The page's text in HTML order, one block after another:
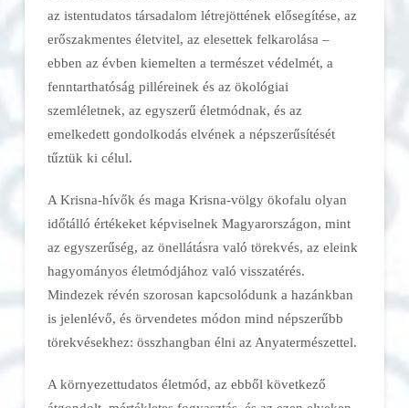
az istentudatos társadalom létrejöttének elősegítése, az
erőszakmentes életvitel, az elesettek felkarolása –
ebben az évben kiemelten a természet védelmét, a
fenntarthatóság pilléreinek és az ökológiai
szemléletnek, az egyszerű életmódnak, és az
emelkedett gondolkodás elvének a népszerűsítését
tűztük ki célul.
A Krisna-hívők és maga Krisna-völgy ökofalu olyan
időtálló értékeket képviselnek Magyarországon, mint
az egyszerűség, az önellátásra való törekvés, az eleink
hagyományos életmódjához való visszatérés.
Mindezek révén szorosan kapcsolódunk a hazánkban
is jelenlévő, és örvendetes módon mind népszerűbb
törekvésekhez: összhangban élni az Anyatermészettel.
A környezettudatos életmód, az ebből következő